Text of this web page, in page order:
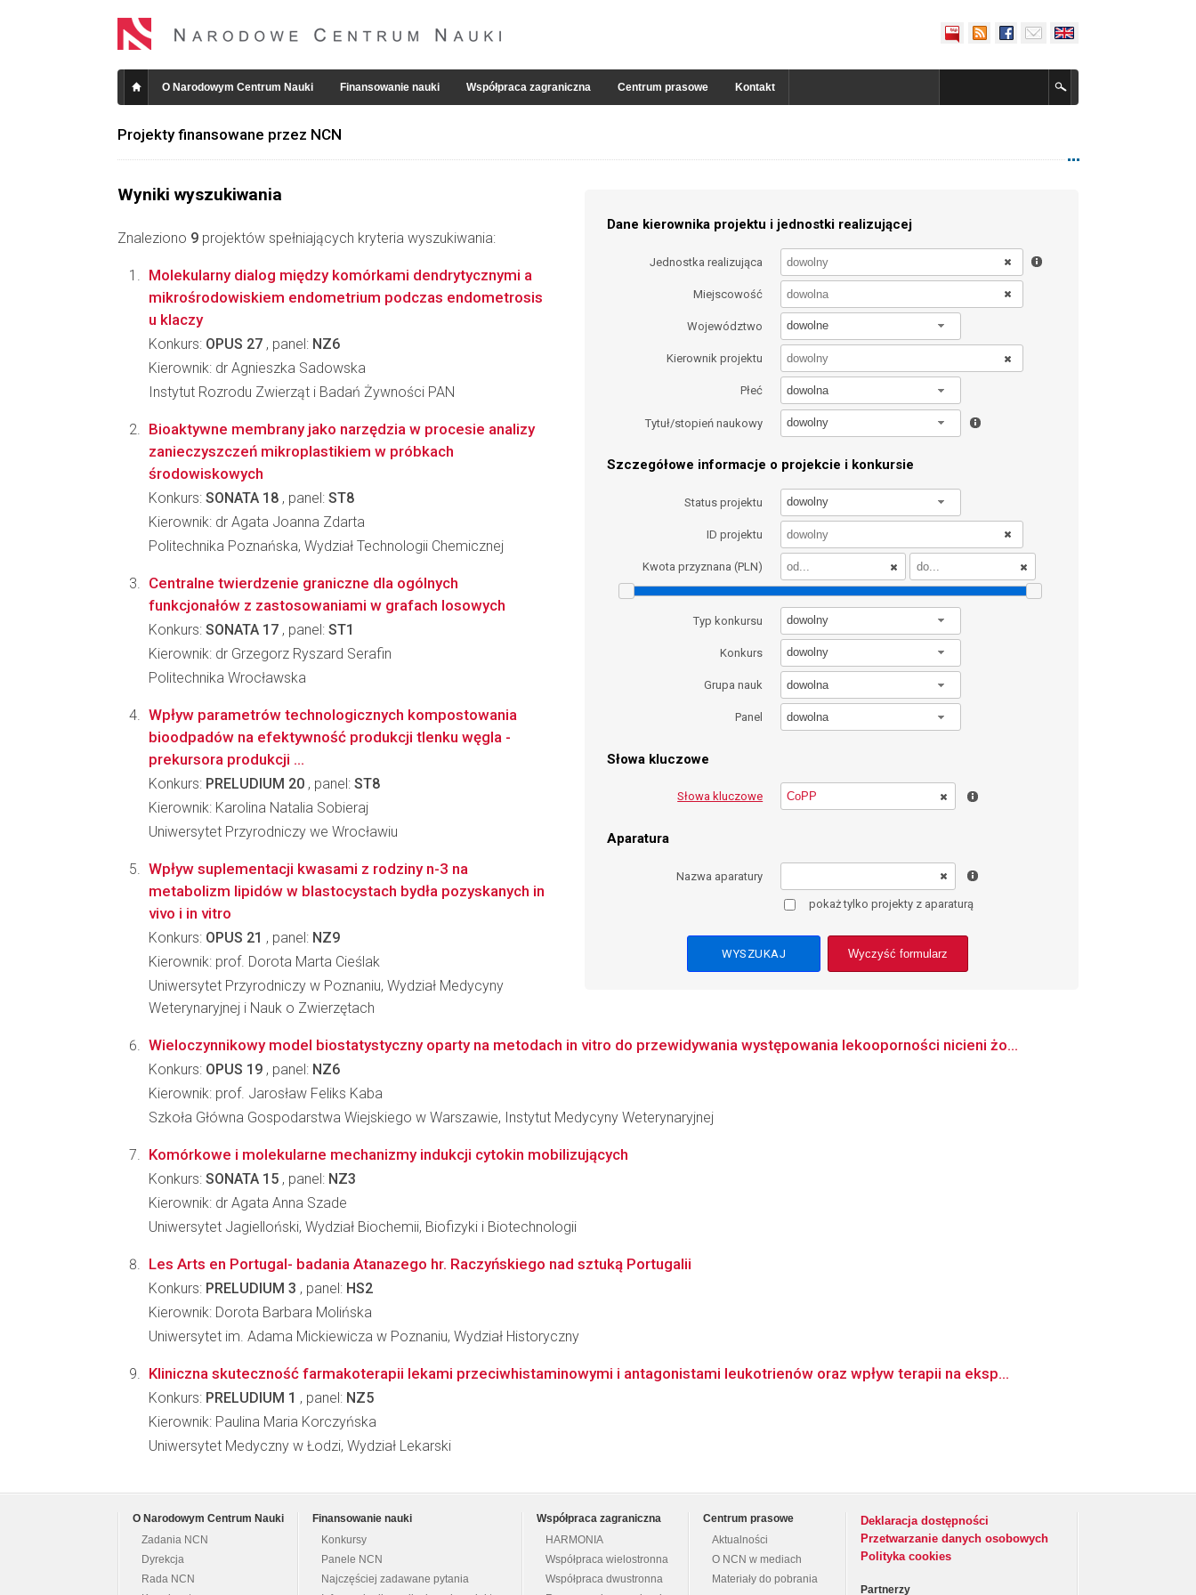
O Narodowym Centrum Nauki Finansowanie nauki Współpraca zagraniczna Centrum prasowe Kontakt
Projekty finansowane przez NCN
Wyniki wyszukiwania
Znaleziono 9 projektów spełniających kryteria wyszukiwania:
Dane kierownika projektu i jednostki realizującej
Jednostka realizująca
Miejscowość
Województwo dowolne
Kierownik projektu
Płeć dowolna
Tytuł/stopień naukowy dowolny
Szczegółowe informacje o projekcie i konkursie
Status projektu dowolny
ID projektu
Kwota przyznana (PLN)
Typ konkursu dowolny
Konkurs dowolny
Grupa nauk dowolna
Panel dowolna
Słowa kluczowe
Słowa kluczowe
Aparatura
Nazwa aparatury
pokaż tylko projekty z aparaturą
Wyczyść formularz
Molekularny dialog między komórkami dendrytycznymi a
mikrośrodowiskiem endometrium podczas endometrosis
u klaczy
Konkurs: OPUS 27 , panel: NZ6
Kierownik: dr Agnieszka Sadowska
Instytut Rozrodu Zwierząt i Badań Żywności PAN
Bioaktywne membrany jako narzędzia w procesie analizy
zanieczyszczeń mikroplastikiem w próbkach
środowiskowych
Konkurs: SONATA 18 , panel: ST8
Kierownik: dr Agata Joanna Zdarta
Politechnika Poznańska, Wydział Technologii Chemicznej
Centralne twierdzenie graniczne dla ogólnych
funkcjonałów z zastosowaniami w grafach losowych
Konkurs: SONATA 17 , panel: ST1
Kierownik: dr Grzegorz Ryszard Serafin
Politechnika Wrocławska
Wpływ parametrów technologicznych kompostowania
bioodpadów na efektywność produkcji tlenku węgla -
prekursora produkcji ...
Konkurs: PRELUDIUM 20 , panel: ST8
Kierownik: Karolina Natalia Sobieraj
Uniwersytet Przyrodniczy we Wrocławiu
Wpływ suplementacji kwasami z rodziny n-3 na
metabolizm lipidów w blastocystach bydła pozyskanych in
vivo i in vitro
Konkurs: OPUS 21 , panel: NZ9
Kierownik: prof. Dorota Marta Cieślak
Uniwersytet Przyrodniczy w Poznaniu, Wydział Medycyny
Weterynaryjnej i Nauk o Zwierzętach
Wieloczynnikowy model biostatystyczny oparty na metodach in vitro do przewidywania występowania lekooporności nicieni żo...
Konkurs: OPUS 19 , panel: NZ6
Kierownik: prof. Jarosław Feliks Kaba
Szkoła Główna Gospodarstwa Wiejskiego w Warszawie, Instytut Medycyny Weterynaryjnej
Komórkowe i molekularne mechanizmy indukcji cytokin mobilizujących
Konkurs: SONATA 15 , panel: NZ3
Kierownik: dr Agata Anna Szade
Uniwersytet Jagielloński, Wydział Biochemii, Biofizyki i Biotechnologii
Les Arts en Portugal- badania Atanazego hr. Raczyńskiego nad sztuką Portugalii
Konkurs: PRELUDIUM 3 , panel: HS2
Kierownik: Dorota Barbara Molińska
Uniwersytet im. Adama Mickiewicza w Poznaniu, Wydział Historyczny
Kliniczna skuteczność farmakoterapii lekami przeciwhistaminowymi i antagonistami leukotrienów oraz wpływ terapii na eksp...
Konkurs: PRELUDIUM 1 , panel: NZ5
Kierownik: Paulina Maria Korczyńska
Uniwersytet Medyczny w Łodzi, Wydział Lekarski
O Narodowym Centrum Nauki
Zadania NCN
Dyrekcja
Rada NCN
Finansowanie nauki
Konkursy
Panele NCN
Najczęściej zadawane pytania
Współpraca zagraniczna
HARMONIA
Współpraca wielostronna
Współpraca dwustronna
Centrum prasowe
Aktualności
O NCN w mediach
Materiały do pobrania
Deklaracja dostępności
Przetwarzanie danych osobowych
Polityka cookies
Partnerzy